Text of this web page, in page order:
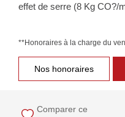
effet de serre (8 Kg CO?/
**Honoraires à la charge du
Nos honoraires
Comparer ce